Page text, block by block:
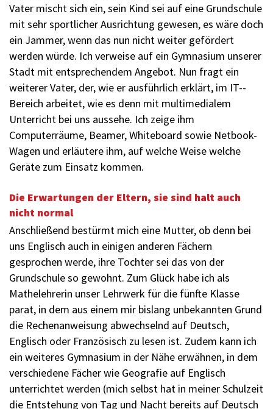
Vater mischt sich ein, sein Kind sei auf eine Grundschule
mit sehr sportlicher Ausrichtung ­gewesen, es wäre doch
ein Jammer, wenn das nun nicht weiter gefördert
werden würde. Ich verweise auf ein ­Gymnasium unserer
Stadt mit entsprechendem Angebot. Nun fragt ein
weiterer Vater, der, wie er ausführlich erklärt, im IT-­
Bereich arbeitet, wie es denn mit multimedialem
Unterricht bei uns aussehe. Ich zeige ihm
Computerräume, ­Beamer, Whiteboard sowie Netbook-
Wagen und erläutere ihm, auf welche Weise welche
Geräte zum Einsatz kommen.
Die Erwartungen der Eltern, sie sind halt auch
nicht normal
Anschließend bestürmt mich eine Mutter, ob denn bei
uns Englisch auch in einigen anderen Fächern
gesprochen werde, ihre Tochter sei das von der
Grundschule so gewohnt. Zum Glück habe ich als
Mathelehrerin unser Lehrwerk für die fünfte Klasse
parat, in dem aus einem mir bislang unbekannten Grund
die Rechenanweisung abwechselnd auf Deutsch,
Englisch oder Französisch zu lesen ist. Zudem kann ich
ein weiteres Gymnasium in der Nähe erwähnen, in dem
verschiedene Fächer wie Geografie auf Englisch
unterrichtet werden (mich selbst hat in meiner Schulzeit
die Entstehung von Tag und Nacht bereits auf Deutsch